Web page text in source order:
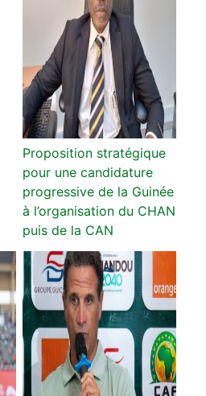
Proposition stratégique
pour une candidature
progressive de la Guinée
à l’organisation du CHAN
puis de la CAN